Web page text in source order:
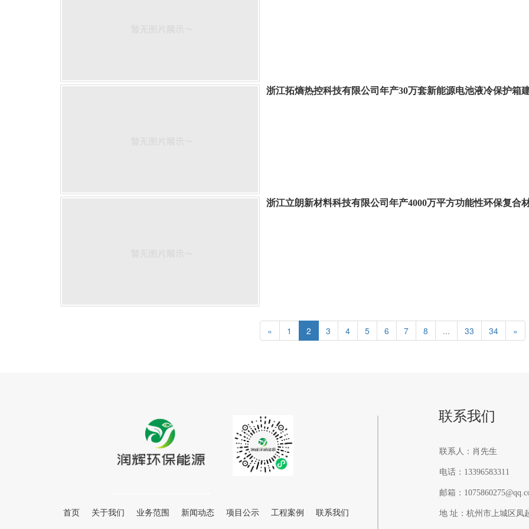
浙江拓熵热控科技有限公司年产30万套新能源电池液冷保护箱
浙江立朗新材料科技有限公司年产4000万平方功能性环保复合
« 1 2 3 4 5 6 7 8 ... 33 34 »
联系我们
联系人：肖先生
电话：13396583311
邮箱：
地 址：杭州市上城区凤
首页 关于我们 业务范围 新闻动态 项目公示 工程案例 联系我们